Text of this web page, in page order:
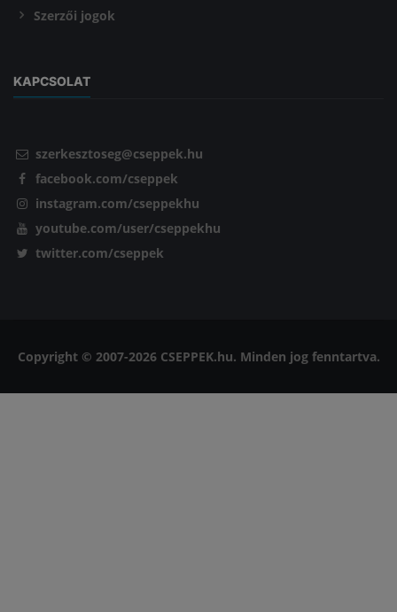
Szerzői jogok
KAPCSOLAT
szerkesztoseg@cseppek.hu
facebook.com/cseppek
instagram.com/cseppekhu
youtube.com/user/cseppekhu
twitter.com/cseppek
Copyright © 2007-2026 CSEPPEK.hu. Minden jog fenntartva.